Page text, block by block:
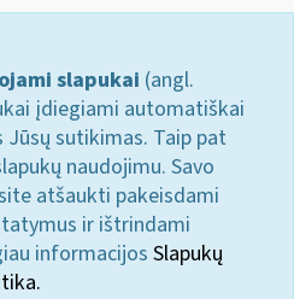
slapukai (angl.
įdiegiami automatiškai
sutikimas. Taip pat
naudojimu. Savo
atšaukti pakeisdami
ir ištrindami
informacijos Slapukų